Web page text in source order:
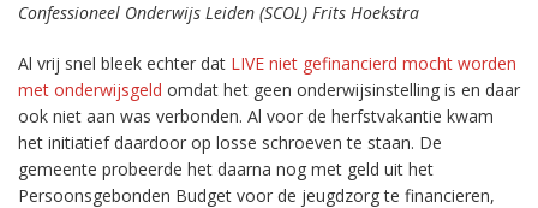
Confessioneel Onderwijs Leiden (SCOL) Frits Hoekstra
Al vrij snel bleek echter dat LIVE niet gefinancierd mocht worden
met onderwijsgeld omdat het geen onderwijsinstelling is en daar
ook niet aan was verbonden. Al voor de herfstvakantie kwam
het initiatief daardoor op losse schroeven te staan. De
gemeente probeerde het daarna nog met geld uit het
Persoonsgebonden Budget voor de jeugdzorg te financieren,